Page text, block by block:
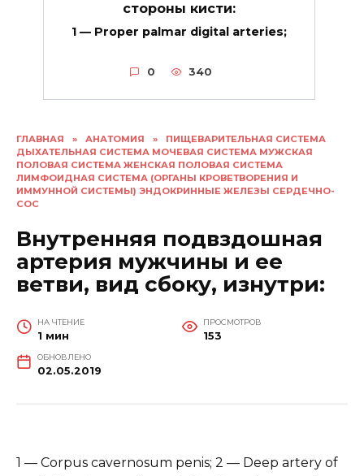
ГЛАВНАЯ » АНАТОМИЯ »
ПИЩЕВАРИТЕЛЬНАЯ СИСТЕМА
ДЫХАТЕЛЬНАЯ СИСТЕМА МОЧЕВАЯ СИСТЕМА МУЖСКАЯ
ПОЛОВАЯ СИСТЕМА ЖЕНСКАЯ ПОЛОВАЯ СИСТЕМА
ЛИМФОИДНАЯ СИСТЕМА (ОРГАНЫ КРОВЕТВОРЕНИЯ И
ИММУННОЙ СИСТЕМЫ) ЭНДОКРИННЫЕ ЖЕЛЕЗЫ СЕРДЕЧНО-
СОС
Внутренняя подвздошная
артерия мужчины и ее
ветви, вид сбоку, изнутри:
НА ЧТЕНИЕ
1 мин
ПРОСМОТРОВ
153
ОБНОВЛЕНО
02.05.2019
1 — Corpus cavernosum penis; 2 — Deep artery of
стороны кисти:
1 — Proper palmar digital arteries;
0 340